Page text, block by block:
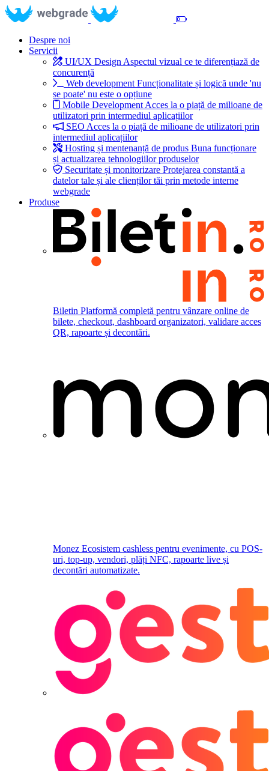
Despre noi
Servicii
UI/UX Design Aspectul vizual ce te diferențiază de
concurență
Web development Funcționalitate și logică unde 'nu
se poate' nu este o opțiune
Mobile Development Acces la o piață de milioane de
utilizatori prin intermediul aplicațiilor
SEO Acces la o piață de milioane de utilizatori prin
intermediul aplicațiilor
Hosting și mentenanță de produs Buna funcționare
și actualizarea tehnologiilor produselor
Securitate și monitorizare Protejarea constantă a
datelor tale și ale clienților tăi prin metode interne
webgrade
Produse
Biletin Platformă completă pentru vânzare online de
bilete, checkout, dashboard organizatori, validare acces
QR, rapoarte și decontări.
Monez Ecosistem cashless pentru evenimente, cu POS-
uri, top-up, vendori, plăți NFC, rapoarte live și
decontări automatizate.